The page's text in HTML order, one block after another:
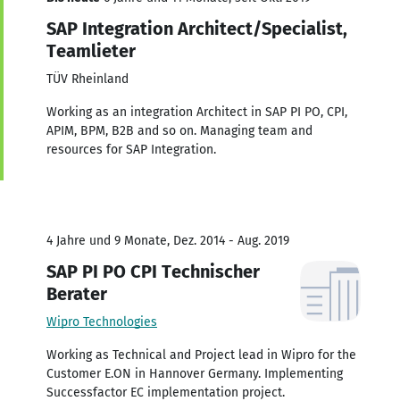
SAP Integration Architect/Specialist,
Teamlieter
TÜV Rheinland
Working as an integration Architect in SAP PI PO, CPI,
APIM, BPM, B2B and so on. Managing team and
resources for SAP Integration.
4 Jahre und 9 Monate, Dez. 2014 - Aug. 2019
SAP PI PO CPI Technischer
Berater
Wipro Technologies
Working as Technical and Project lead in Wipro for the
Customer E.ON in Hannover Germany. Implementing
Successfactor EC implementation project.